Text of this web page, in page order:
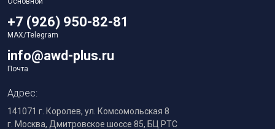
+7 (926) 950-82-81
MAX/Telegram
info@awd-plus.ru
Почта
Адрес:
141071 г. Королев, ул. Комсомольская 8
г. Москва, Дмитровское шоссе 85, БЦ РТС